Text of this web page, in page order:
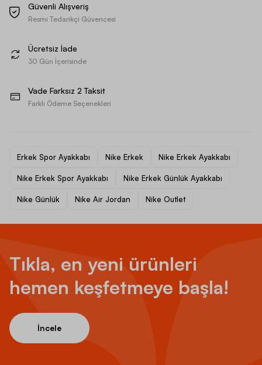
Güvenli Alışveriş
Resmi Tedarikçi Güvencesi
Ücretsiz İade
30 Gün İçerisinde
Vade Farksız 2 Taksit
Farklı Ödeme Seçenekleri
Erkek Spor Ayakkabı Nike Erkek Nike Erkek Ayakkabı
Nike Erkek Spor Ayakkabı Nike Erkek Günlük Ayakkabı
Nike Günlük Nike Air Jordan Nike Outlet
Tıkla, en yeni ürünleri
hemen keşfetmeye başla!
İncele